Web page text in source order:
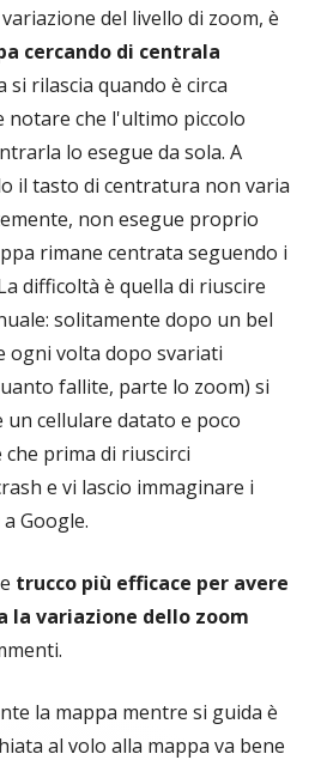
del livello di zoom, è
cercando di centrala
si rilascia quando è circa
notare che l'ultimo piccolo
lo esegue da sola. A
il tasto di centratura non varia
non esegue proprio
rimane centrata seguendo i
difficoltà è quella di riuscire
solitamente dopo un bel
ogni volta dopo svariati
fallite, parte lo zoom) si
un cellulare datato e poco
prima di riuscirci
e vi lascio immaginare i
Google.
trucco più efficace per avere
la variazione dello zoom
la mappa mentre si guida è
al volo alla mappa va bene